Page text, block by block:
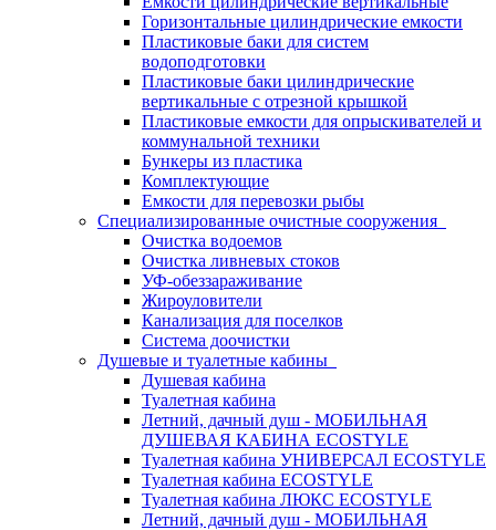
Горизонтальные цилиндрические емкости
Пластиковые баки для систем
водоподготовки
Пластиковые баки цилиндрические
вертикальные с отрезной крышкой
Пластиковые емкости для опрыскивателей и
коммунальной техники
Бункеры из пластика
Комплектующие
Емкости для перевозки рыбы
Специализированные очистные сооружения
Очистка водоемов
Очистка ливневых стоков
УФ-обеззараживание
Жироуловители
Канализация для поселков
Система доочистки
Душевые и туалетные кабины
Душевая кабина
Туалетная кабина
Летний, дачный душ - МОБИЛЬНАЯ
ДУШЕВАЯ КАБИНА ECOSTYLE
Туалетная кабина УНИВЕРСАЛ ECOSTYLE
Туалетная кабина ECOSTYLE
Туалетная кабина ЛЮКС ECOSTYLE
Летний, дачный душ - МОБИЛЬНАЯ